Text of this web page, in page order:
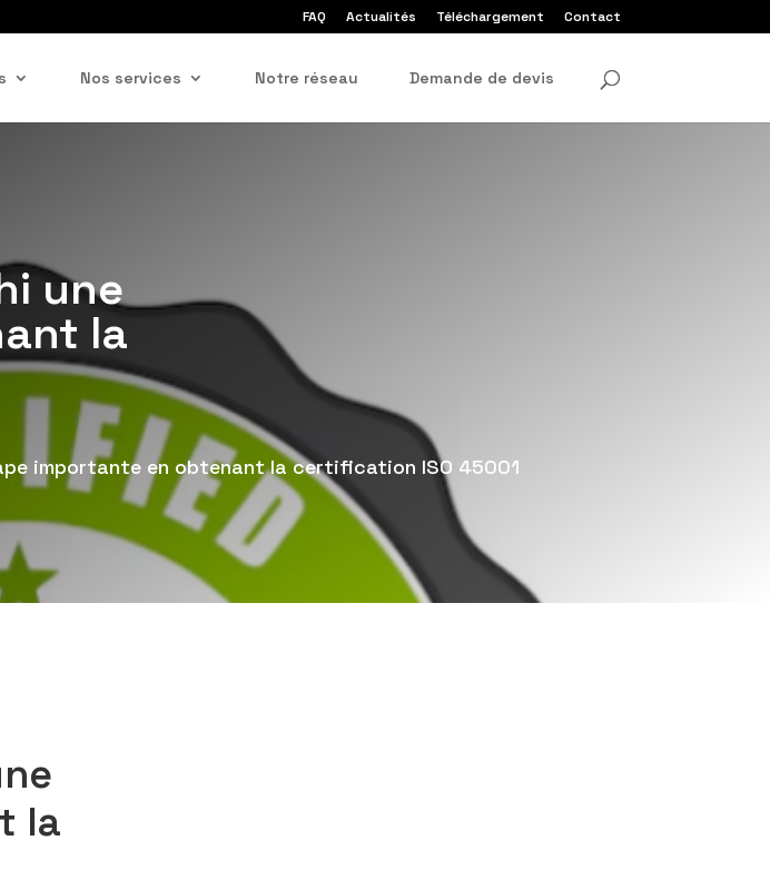
FAQ Actualités Téléchargement Contact
Nos services Notre réseau Demande de devis
une
la
importante en obtenant la certification ISO 45001
la